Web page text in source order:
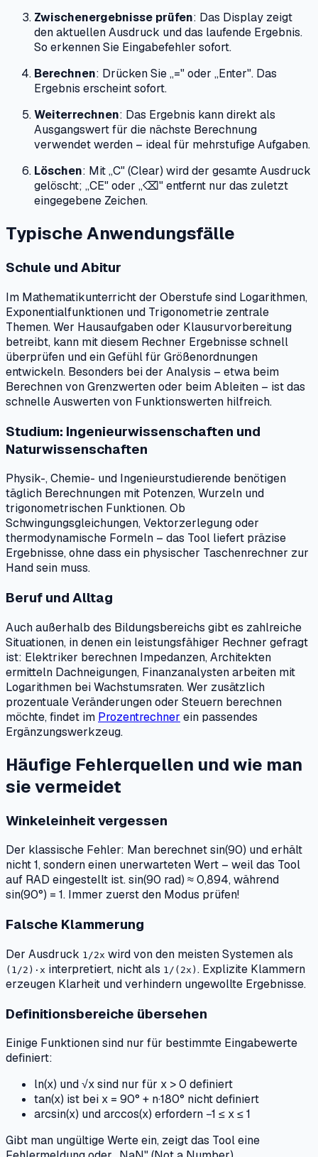
Zwischenergebnisse prüfen: Das Display zeigt
den aktuellen Ausdruck und das laufende Ergebnis.
So erkennen Sie Eingabefehler sofort.
Berechnen: Drücken Sie „=" oder „Enter". Das
Ergebnis erscheint sofort.
Weiterrechnen: Das Ergebnis kann direkt als
Ausgangswert für die nächste Berechnung
verwendet werden – ideal für mehrstufige Aufgaben.
Löschen: Mit „C" (Clear) wird der gesamte Ausdruck
gelöscht; „CE" oder „⌫" entfernt nur das zuletzt
eingegebene Zeichen.
Typische Anwendungsfälle
Schule und Abitur
Im Mathematikunterricht der Oberstufe sind Logarithmen,
Exponentialfunktionen und Trigonometrie zentrale
Themen. Wer Hausaufgaben oder Klausurvorbereitung
betreibt, kann mit diesem Rechner Ergebnisse schnell
überprüfen und ein Gefühl für Größenordnungen
entwickeln. Besonders bei der Analysis – etwa beim
Berechnen von Grenzwerten oder beim Ableiten – ist das
schnelle Auswerten von Funktionswerten hilfreich.
Studium: Ingenieurwissenschaften und
Naturwissenschaften
Physik-, Chemie- und Ingenieurstudierende benötigen
täglich Berechnungen mit Potenzen, Wurzeln und
trigonometrischen Funktionen. Ob
Schwingungsgleichungen, Vektorzerlegung oder
thermodynamische Formeln – das Tool liefert präzise
Ergebnisse, ohne dass ein physischer Taschenrechner zur
Hand sein muss.
Beruf und Alltag
Auch außerhalb des Bildungsbereichs gibt es zahlreiche
Situationen, in denen ein leistungsfähiger Rechner gefragt
ist: Elektriker berechnen Impedanzen, Architekten
ermitteln Dachneigungen, Finanzanalysten arbeiten mit
Logarithmen bei Wachstumsraten. Wer zusätzlich
prozentuale Veränderungen oder Steuern berechnen
möchte, findet im Prozentrechner ein passendes
Ergänzungswerkzeug.
Häufige Fehlerquellen und wie man
sie vermeidet
Winkeleinheit vergessen
Der klassische Fehler: Man berechnet sin(90) und erhält
nicht 1, sondern einen unerwarteten Wert – weil das Tool
auf RAD eingestellt ist. sin(90 rad) ≈ 0,894, während
sin(90°) = 1. Immer zuerst den Modus prüfen!
Falsche Klammerung
Der Ausdruck 1/2x wird von den meisten Systemen als
(1/2)·x interpretiert, nicht als 1/(2x) . Explizite Klammern
erzeugen Klarheit und verhindern ungewollte Ergebnisse.
Definitionsbereiche übersehen
Einige Funktionen sind nur für bestimmte Eingabewerte
definiert:
ln(x) und √x sind nur für x > 0 definiert
tan(x) ist bei x = 90° + n·180° nicht definiert
arcsin(x) und arccos(x) erfordern −1 ≤ x ≤ 1
Gibt man ungültige Werte ein, zeigt das Tool eine